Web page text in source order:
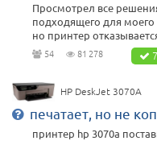
Просмотрел все
подходящего для моего
но принтер
54 81 278
HP DeskJet 3070A
печатает, но не
принтер hp 3070а